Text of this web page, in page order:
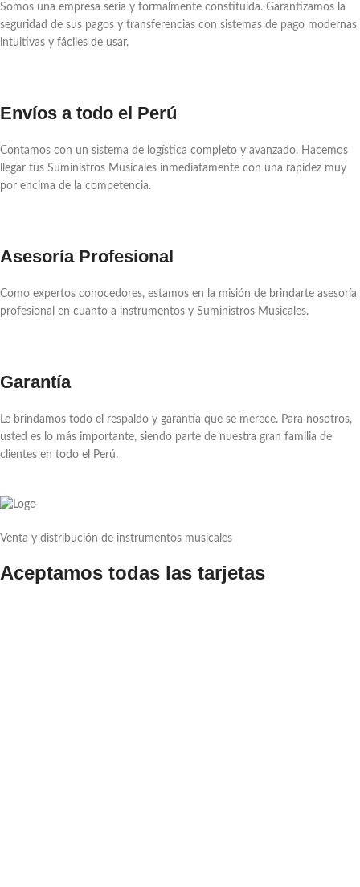
Somos una empresa seria y formalmente constituida. Garantizamos la
seguridad de sus pagos y transferencias con sistemas de pago modernas
intuitivas y fáciles de usar.
Envíos a todo el Perú
Contamos con un sistema de logística completo y avanzado. Hacemos
llegar tus Suministros Musicales inmediatamente con una rapidez muy
por encima de la competencia.
Asesoría Profesional
Como expertos conocedores, estamos en la misión de brindarte asesoría
profesional en cuanto a instrumentos y Suministros Musicales.
Garantía
Le brindamos todo el respaldo y garantía que se merece. Para nosotros,
usted es lo más importante, siendo parte de nuestra gran familia de
clientes en todo el Perú.
Venta y distribución de instrumentos musicales
Aceptamos todas las tarjetas